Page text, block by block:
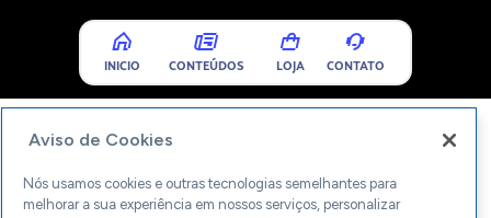
INICIO CONTEÚDOS LOJA CONTATO
Aviso de Cookies
Nós usamos cookies e outras tecnologias semelhantes para
melhorar a sua experiência em nossos serviços, personalizar